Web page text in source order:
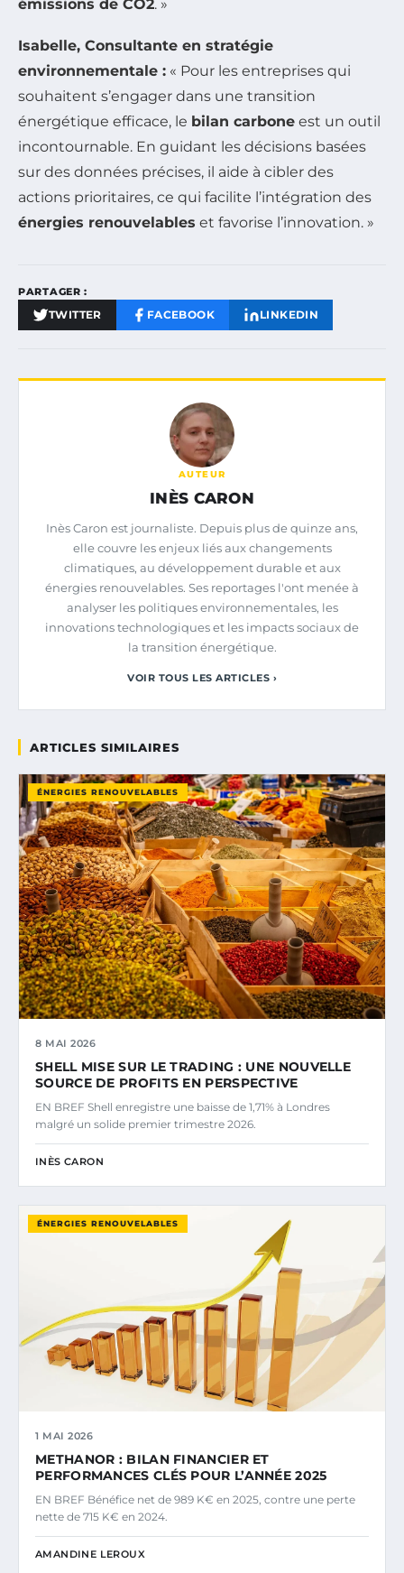
émissions de CO2. »
Isabelle, Consultante en stratégie
environnementale : « Pour les entreprises qui
souhaitent s’engager dans une transition
énergétique efficace, le bilan carbone est un outil
incontournable. En guidant les décisions basées
sur des données précises, il aide à cibler des
actions prioritaires, ce qui facilite l’intégration des
énergies renouvelables et favorise l’innovation. »
PARTAGER :
TWITTER FACEBOOK LINKEDIN
AUTEUR
INÈS CARON
Inès Caron est journaliste. Depuis plus de quinze ans,
elle couvre les enjeux liés aux changements
climatiques, au développement durable et aux
énergies renouvelables. Ses reportages l'ont menée à
analyser les politiques environnementales, les
innovations technologiques et les impacts sociaux de
la transition énergétique.
VOIR TOUS LES ARTICLES ›
ARTICLES SIMILAIRES
ÉNERGIES RENOUVELABLES
8 MAI 2026
SHELL MISE SUR LE TRADING : UNE NOUVELLE
SOURCE DE PROFITS EN PERSPECTIVE
EN BREF Shell enregistre une baisse de 1,71% à Londres
malgré un solide premier trimestre 2026.
INÈS CARON
ÉNERGIES RENOUVELABLES
1 MAI 2026
METHANOR : BILAN FINANCIER ET
PERFORMANCES CLÉS POUR L’ANNÉE 2025
EN BREF Bénéfice net de 989 K€ en 2025, contre une perte
nette de 715 K€ en 2024.
AMANDINE LEROUX